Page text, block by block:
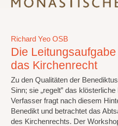
Richard Yeo OSB
Die
das Kirchenrecht
Zu den Qualitäten der
Sinn; sie „regelt” das
Verfasser fragt nach diesem
Benedikt und betrachtet das
des Kirchenrechts. Der